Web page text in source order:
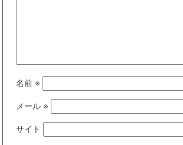
名前 ※
メール ※
サイト